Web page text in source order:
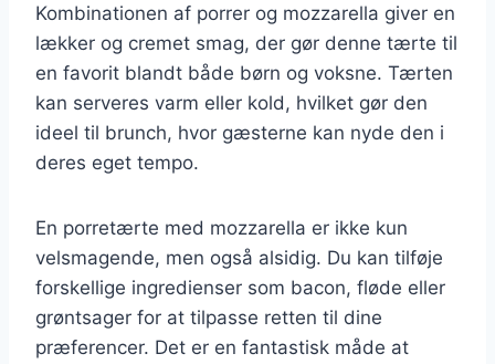
Kombinationen af porrer og mozzarella giver en
lækker og cremet smag, der gør denne tærte til
en favorit blandt både børn og voksne. Tærten
kan serveres varm eller kold, hvilket gør den
ideel til brunch, hvor gæsterne kan nyde den i
deres eget tempo.
En porretærte med mozzarella er ikke kun
velsmagende, men også alsidig. Du kan tilføje
forskellige ingredienser som bacon, fløde eller
grøntsager for at tilpasse retten til dine
præferencer. Det er en fantastisk måde at